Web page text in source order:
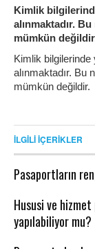
Kimlik
alınmaktadır.
mümkün
Kimlik bilgilerinde
alınmaktadır. Bu
mümkün değildir.
İLGILI İÇERIKLER
Pasaportların
Hususi ve
yapılabiliyor mu?